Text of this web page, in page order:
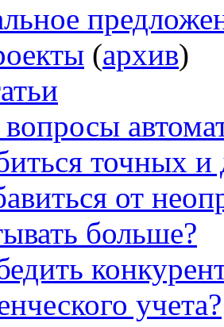
(архив)
точных
от
больше?
учета?